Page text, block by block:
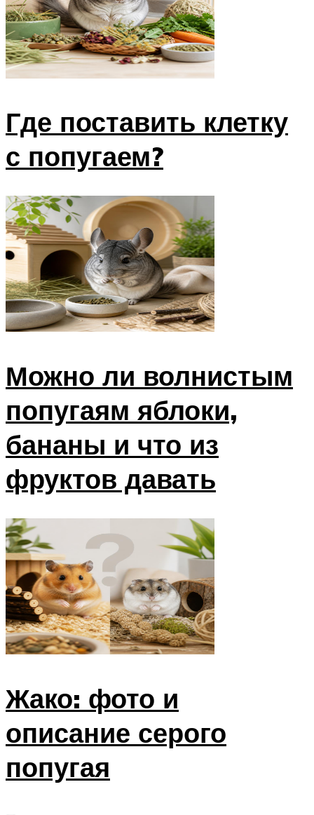
Где поставить клетку
с попугаем?
Можно ли волнистым
попугаям яблоки,
бананы и что из
фруктов давать
Жако: фото и
описание серого
попугая